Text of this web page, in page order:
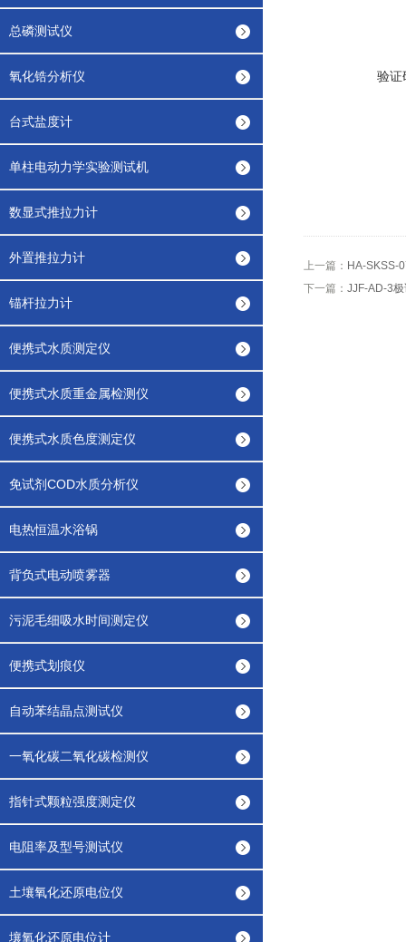
总磷测试仪
氧化锆分析仪
台式盐度计
单柱电动力学实验测试机
数显式推拉力计
外置推拉力计
锚杆拉力计
便携式水质测定仪
便携式水质重金属检测仪
便携式水质色度测定仪
免试剂COD水质分析仪
电热恒温水浴锅
背负式电动喷雾器
污泥毛细吸水时间测定仪
便携式划痕仪
自动苯结晶点测试仪
一氧化碳二氧化碳检测仪
指针式颗粒强度测定仪
电阻率及型号测试仪
土壤氧化还原电位仪
壤氧化还原电位计
验证
上一篇： HA-SKSS-
下一篇： JJF-AD-3